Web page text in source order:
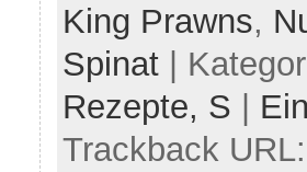
King Prawns,
Spinat|
Rezepte, S
Trackback URL: